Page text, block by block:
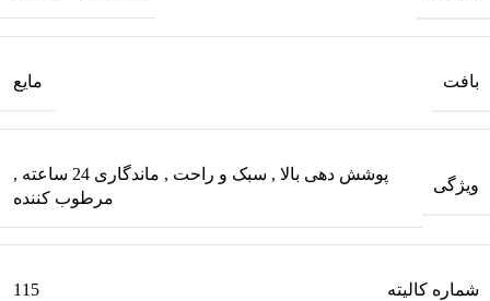
بافت مایع
ویژگی
پوشش دهی بالا , سبک و راحت , ماندگاری 24 ساعته
,
مرطوب کننده
شماره کالیته 115